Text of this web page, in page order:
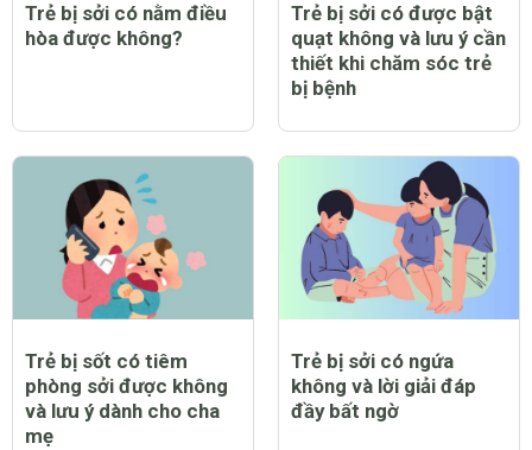
Trẻ bị sởi có nằm điều
hòa được không?
Trẻ bị sởi có được bật
quạt không và lưu ý cần
thiết khi chăm sóc trẻ
bị bệnh
Trẻ bị sốt có tiêm
phòng sởi được không
và lưu ý dành cho cha
mẹ
Trẻ bị sởi có ngứa
không và lời giải đáp
đầy bất ngờ